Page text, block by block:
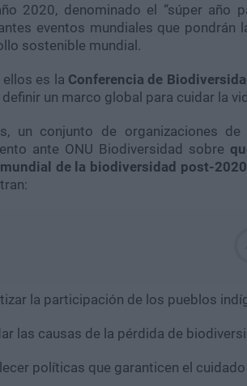
2020, denominado el “súper año
eventos mundiales que pondrán
sostenible mundial.
ellos es la Conferencia de
un marco global para cuidar la
un conjunto de organizaciones
ante ONU Biodiversidad sobre
de la biodiversidad post-
la participación de los pueblos
las causas de la pérdida de
políticas que garanticen el